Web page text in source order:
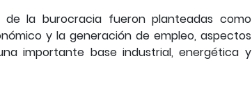
la burocracia fueron planteadas como
y la generación de empleo, aspectos
importante base industrial, energética y